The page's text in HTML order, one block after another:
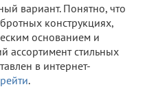
вариант. Понятно, что
конструкциях,
основанием и
стильных
в интернет-
.